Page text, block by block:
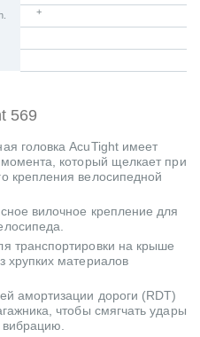
+
569
головка AcuTight имеет
который щелкает при
крепления велосипедной
вилочное крепление для
транспортировки на крыше
хрупких материалов
амортизации дороги (RDT)
чтобы смягчать удары
вибрацию.